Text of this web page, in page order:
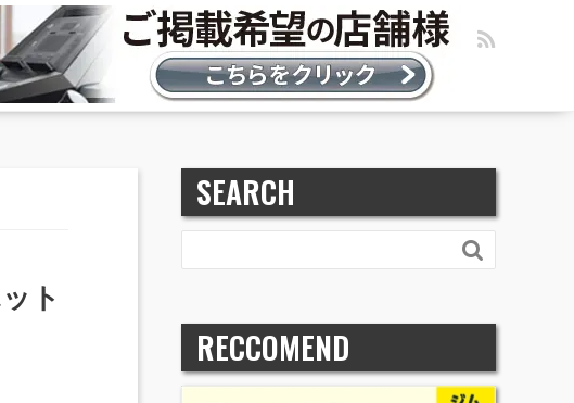
ト
SEARCH

RECCOMEND